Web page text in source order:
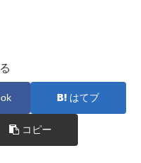
はてブ
コピー